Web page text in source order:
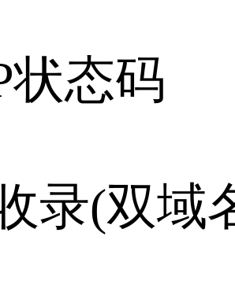
状态码
录(双域